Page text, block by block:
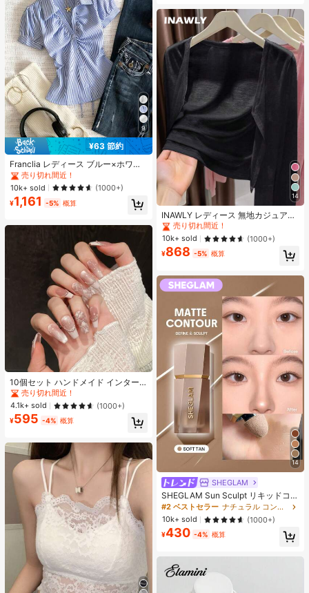
9
¥63 節約
Franclia レディース ブルー×ホワイ
ト ストライプ ボタン付きシャーリン
グ Vネックシャツ 夏向け エフォート
レスシック ブラウス 通学・新学期向
け 春カジュアル
#1 ベストセラー
に ファブリック 柔らかなオフィスブラウス
売り切れ間近！
#1 ベストセラー
売り切れ間近！
#1 ベストセラー
売り切れ間近！
#1 ベストセラー
に ファブリック 柔らかなオフィスブラウス
10k+ sold (1000+)
¥1,161 -5% 概算
10個セット ハンドメイド インター
ネットセレブリティ優しいラインス
トーンラティスフレンチフォークフ
ァックスパールピンクキャットアイ
ボウ偽ネイル プレスオンネイル ネイ
ルサプライ ハンドメイドプレスオン
売り切れ間近！
4.1k+ sold
(1000+)
¥595 -4% 概算
14
INAWLY レディース 無地カジュアル
薄手カーディガン、春夏用
#1 ベストセラー
売り切れ間近！
#1 ベストセラー
売り切れ間近！
#1 ベストセラー
売り切れ間近！
#1 ベストセラー
10k+ sold (1000+)
¥868 -5% 概算
14
SHEGLAM
SHEGLAM Sun Sculpt リキッドコン
ター-Soft Tan ノーズシャドウ シェ
ーディング 女性と女の子のためのブ
ランドビューティーコスメメイクア
ップ
#2 ベストセラー
ナチュラル コントゥア＆ブロンザー
10k+ sold
(1000+)
¥430 -4% 概算